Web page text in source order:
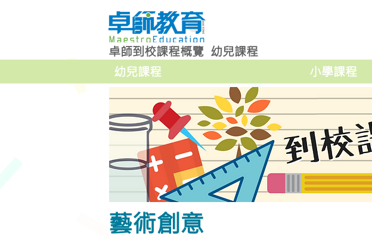
卓師到校課程概覽 幼兒課程
幼兒課程
小學課程
藝術創意